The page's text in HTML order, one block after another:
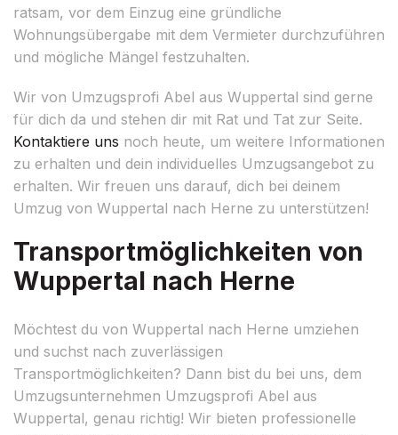
ratsam, vor dem Einzug eine gründliche
Wohnungsübergabe mit dem Vermieter durchzuführen
und mögliche Mängel festzuhalten.
Wir von Umzugsprofi Abel aus Wuppertal sind gerne
für dich da und stehen dir mit Rat und Tat zur Seite.
Kontaktiere uns noch heute, um weitere Informationen
zu erhalten und dein individuelles Umzugsangebot zu
erhalten. Wir freuen uns darauf, dich bei deinem
Umzug von Wuppertal nach Herne zu unterstützen!
Transportmöglichkeiten von
Wuppertal nach Herne
Möchtest du von Wuppertal nach Herne umziehen
und suchst nach zuverlässigen
Transportmöglichkeiten? Dann bist du bei uns, dem
Umzugsunternehmen Umzugsprofi Abel aus
Wuppertal, genau richtig! Wir bieten professionelle